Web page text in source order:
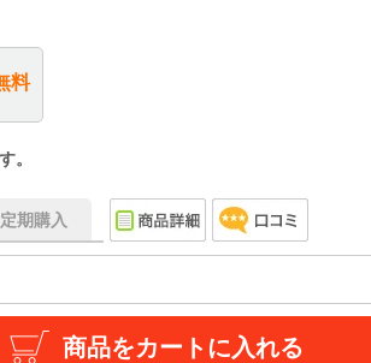
料
。
期購入
商品をカートに入れる